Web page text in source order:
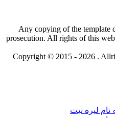
Any copying of the template
prosecution. All rights of this
Copyright © 2015 - 2026 .
نام لیره نیت